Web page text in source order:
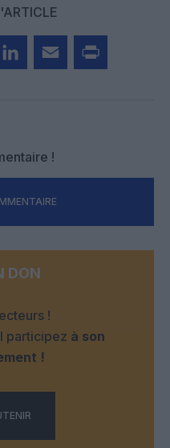
!
DON
!
participez à son
!